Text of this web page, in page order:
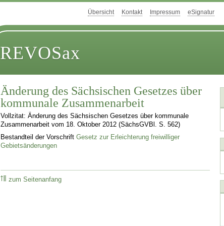
Übersicht Kontakt Impressum eSignatur
REVOSax
Änderung des Sächsischen Gesetzes über
kommunale Zusammenarbeit
Vollzitat: Änderung des Sächsischen Gesetzes über kommunale
Zusammenarbeit vom 18. Oktober 2012 (SächsGVBl. S. 562)
Bestandteil der VorschriftGesetz zur Erleichterung freiwilliger
Gebietsänderungen
zum Seitenanfang